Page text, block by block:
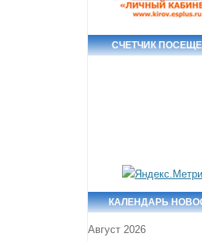
СЧЕТЧИК
КАЛЕНДАРЬ
Август 2026